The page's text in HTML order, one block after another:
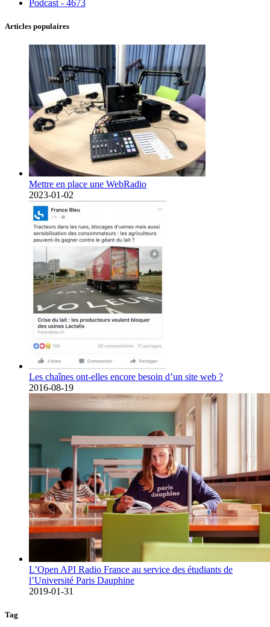
Podcast - 4673
Articles populaires
Mettre en place une WebRadio
2023-01-02
Les chaînes ont-elles encore besoin d’un site web ?
2016-08-19
L’Open API Radio France au service des étudiants de
l’Université Paris Dauphine
2019-01-31
Tag